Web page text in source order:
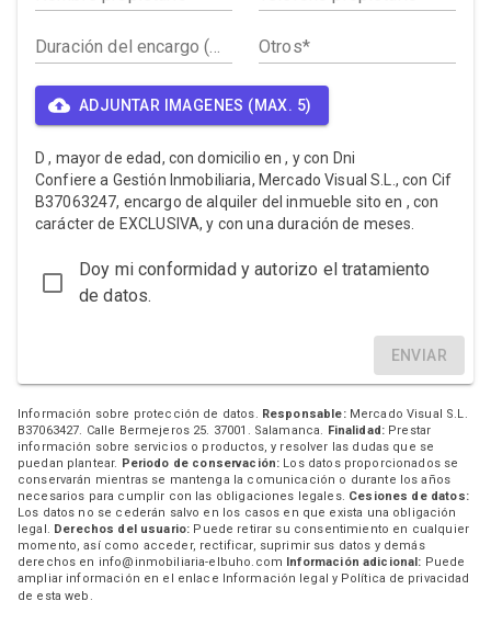
Duración del encargo (meses) Otros
ADJUNTAR IMAGENES (MAX. 5)
D , mayor de edad, con domicilio en , y con Dni
Confiere a Gestión Inmobiliaria, Mercado Visual S.L., con Cif
B37063247, encargo de alquiler del inmueble sito en , con
carácter de EXCLUSIVA, y con una duración de meses.
Doy mi conformidad y autorizo el tratamiento
de datos.
ENVIAR
Información sobre protección de datos. Responsable: Mercado Visual S.L.
B37063427. Calle Bermejeros 25. 37001. Salamanca. Finalidad: Prestar
información sobre servicios o productos, y resolver las dudas que se
puedan plantear. Periodo de conservación: Los datos proporcionados se
conservarán mientras se mantenga la comunicación o durante los años
necesarios para cumplir con las obligaciones legales. Cesiones de datos:
Los datos no se cederán salvo en los casos en que exista una obligación
legal. Derechos del usuario: Puede retirar su consentimiento en cualquier
momento, así como acceder, rectificar, suprimir sus datos y demás
derechos en info@inmobiliaria-elbuho.com
Información adicional: Puede
ampliar información en el enlace
Información legal y Política de privacidad
de esta web.